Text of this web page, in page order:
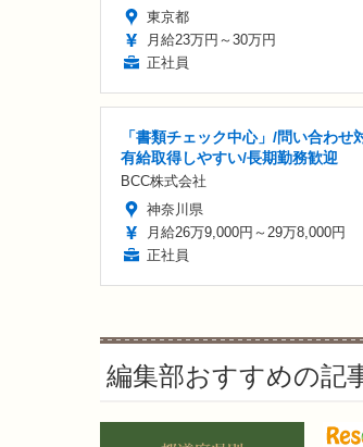
東京都
月給23万円～30万円
正社員
「書類チェック中心」/問い合わせ
有給取得しやすい/長期勤務歓迎
BCC株式会社
神奈川県
月給26万9,000円～29万8,000円
正社員
編集部おすすめの記